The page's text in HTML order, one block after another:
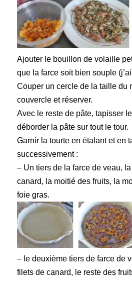
Ajouter le bouillon de volaille
que la farce soit bien souple
Couper un cercle de la taille du
couvercle et réserver.
Avec le reste de pâte, tapisser
déborder la pâte sur tout le tour.
Garnir la tourte en étalant et en
successivement :
– Un tiers de la farce de veau,
canard, la moitié des fruits, la
foie gras.
– le deuxième tiers de farce de
filets de canard, le reste des